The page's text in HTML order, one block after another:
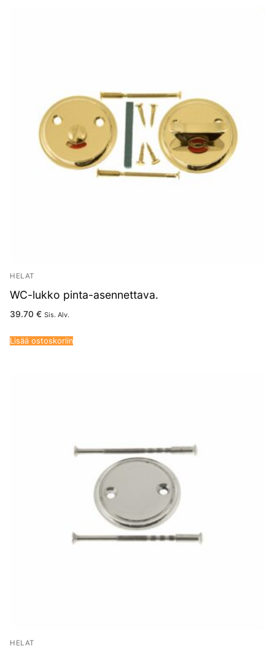
HELAT
WC-lukko pinta-asennettava.
39.70 € Sis. Alv.
Lisää ostoskoriin
HELAT